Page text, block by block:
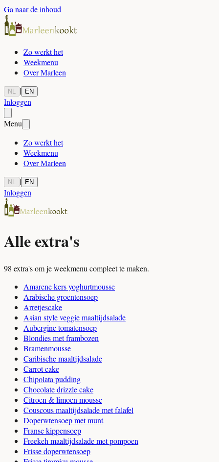
Ga naar de inhoud
Zo werkt het
Weekmenu
Over Marleen
NL | EN
Inloggen
Menu
Zo werkt het
Weekmenu
Over Marleen
NL | EN
Inloggen
Alle extra's
98 extra's om je weekmenu compleet te maken.
Amarene kers yoghurtmousse
Arabische groentensoep
Arretjescake
Asian style veggie maaltijdsalade
Aubergine tomatensoep
Blondies met frambozen
Bramenmousse
Caribische maaltijdsalade
Carrot cake
Chipolata pudding
Chocolate drizzle cake
Citroen & limoen mousse
Couscous maaltijdsalade met falafel
Doperwtensoep met munt
Franse kippensoep
Freekeh maaltijdsalade met pompoen
Frisse doperwtensoep